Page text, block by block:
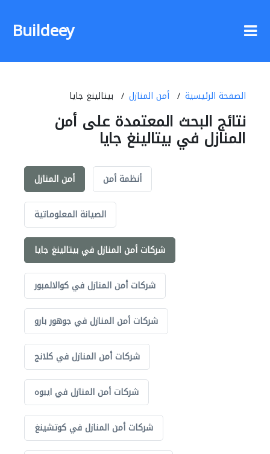
Buildeey
الصفحة الرئيسية أمن المنازل بيتالينغ جايا
نتائج البحث المعتمدة على أمن
المنازل في بيتالينغ جايا
أمن المنازل أنظمة أمن
الصيانة المعلوماتية
شركات أمن المنازل في بيتالينغ جايا
شركات أمن المنازل في كوالالمبور
شركات أمن المنازل في جوهور بارو
شركات أمن المنازل في كلانج
شركات أمن المنازل في ايبوه
شركات أمن المنازل في كوتشينغ